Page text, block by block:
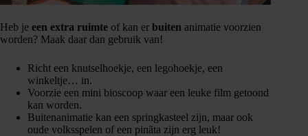
Heb je een extra ruimte of kan er buiten animatie voorzien
worden? Maak daar dan gebruik van!
Richt een knutselhoekje, een legohoekje, een
winkeltje… in.
Voorzie een mini bioscoop waar een leuke film getoond
kan worden.
Buitenanimatie kan een springkasteel zijn, maar ook
oude volksspelen of een pinãta zijn erg leuk!